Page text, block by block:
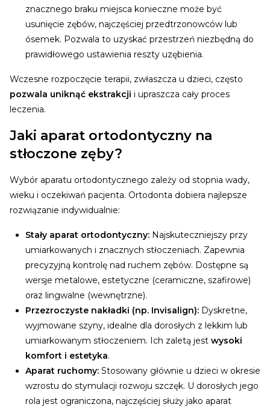
znacznego braku miejsca konieczne może być
usunięcie zębów, najczęściej przedtrzonowców lub
ósemek. Pozwala to uzyskać przestrzeń niezbędną do
prawidłowego ustawienia reszty uzębienia.
Wczesne rozpoczęcie terapii, zwłaszcza u dzieci, często
pozwala uniknąć ekstrakcji i upraszcza cały proces
leczenia.
Jaki aparat ortodontyczny na
stłoczone zęby?
Wybór aparatu ortodontycznego zależy od stopnia wady,
wieku i oczekiwań pacjenta. Ortodonta dobiera najlepsze
rozwiązanie indywidualnie:
Stały aparat ortodontyczny: Najskuteczniejszy przy
umiarkowanych i znacznych stłoczeniach. Zapewnia
precyzyjną kontrolę nad ruchem zębów. Dostępne są
wersje metalowe, estetyczne (ceramiczne, szafirowe)
oraz lingwalne (wewnętrzne).
Przezroczyste nakładki (np. Invisalign): Dyskretne,
wyjmowane szyny, idealne dla dorosłych z lekkim lub
umiarkowanym stłoczeniem. Ich zaletą jest wysoki
komfort i estetyka.
Aparat ruchomy: Stosowany głównie u dzieci w okresie
wzrostu do stymulacji rozwoju szczęk. U dorosłych jego
rola jest ograniczona, najczęściej służy jako aparat